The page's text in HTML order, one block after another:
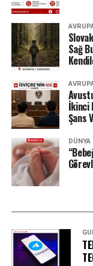
Lac des Brenets
dönemlerinde
yazında su
Ren Şelalesi’ndeki
yağış eksikliğinin
gözler önüne
Kaynak: BAFU /
Sağ
İkinci
Şans
DÜNYA